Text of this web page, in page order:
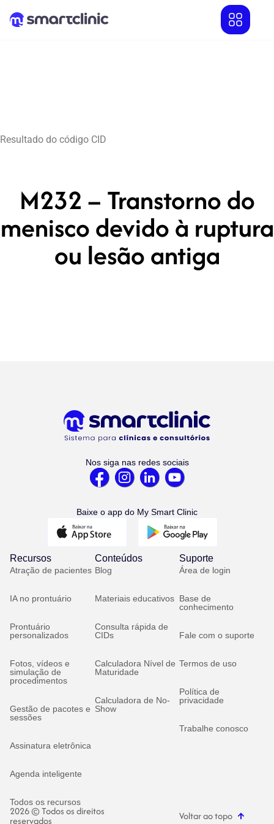
Resultado do código CID
M232 – Transtorno do
menisco devido à ruptura
ou lesão antiga
Nos siga nas redes sociais
Baixe o app do My Smart Clinic
Recursos
Atração de pacientes
IA no prontuário
Prontuário
personalizados
Fotos, vídeos e
simulação de
procedimentos
Gestão de pacotes e
sessões
Assinatura eletrônica
Agenda inteligente
Todos os recursos
Conteúdos
Blog
Materiais educativos
Consulta rápida de
CIDs
Calculadora Nível de
Maturidade
Calculadora de No-
Show
Suporte
Área de login
Base de
conhecimento
Fale com o suporte
Termos de uso
Política de
privacidade
Trabalhe conosco
2026 © Todos os direitos
reservados Voltar ao topo